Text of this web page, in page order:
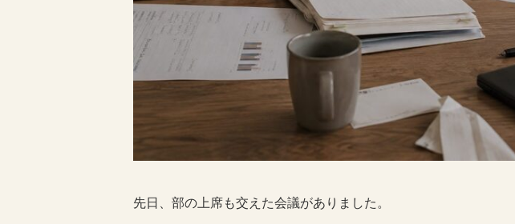
先日、部の上席も交えた会議がありました。